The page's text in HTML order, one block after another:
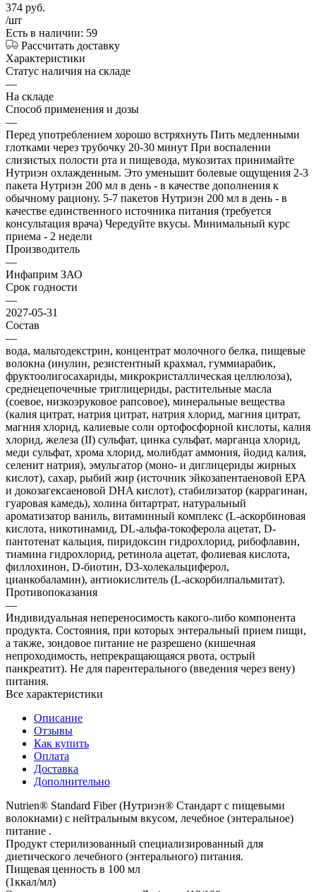
374 руб.
/шт
Есть в наличии: 59
Рассчитать доставку
Характеристики
Статус наличия на складе
—
На складе
Способ применения и дозы
—
Перед употреблением хорошо встряхнуть Пить медленными
глотками через трубочку 20-30 минут При воспалении
слизистых полости рта и пищевода, мукозитах принимайте
Нутриэн охлажденным. Это уменьшит болевые ощущения 2-3
пакета Нутриэн 200 мл в день - в качестве дополнения к
обычному рациону. 5-7 пакетов Нутриэн 200 мл в день - в
качестве единственного источника питания (требуется
консультация врача) Чередуйте вкусы. Минимальный курс
приема - 2 недели
Производитель
—
Инфаприм ЗАО
Срок годности
—
2027-05-31
Состав
—
вода, мальтодекстрин, концентрат молочного белка, пищевые
волокна (инулин, резистентный крахмал, гуммиарабик,
фруктоолигосахариды, микрокристаллическая целлюлоза),
среднецепочечные триглицериды, растительные масла
(соевое, низкоэруковое рапсовое), минеральные вещества
(калия цитрат, натрия цитрат, натрия хлорид, магния цитрат,
магния хлорид, калиевые соли ортофосфорной кислоты, калия
хлорид, железа (II) сульфат, цинка сульфат, марганца хлорид,
меди сульфат, хрома хлорид, молибдат аммония, йодид калия,
селенит натрия), эмульгатор (моно- и диглицериды жирных
кислот), сахар, рыбий жир (источник эйкозапентаеновой EPA
и докозагексаеновой DHA кислот), стабилизатор (каррагинан,
гуаровая камедь), холина битартрат, натуральный
ароматизатор ваниль, витаминный комплекс (L-аскорбиновая
кислота, никотинамид, DL-альфа-токоферола ацетат, D-
пантотенат кальция, пиридоксин гидрохлорид, рибофлавин,
тиамина гидрохлорид, ретинола ацетат, фолиевая кислота,
филлохинон, D-биотин, D3-холекальциферол,
цианкобаламин), антиокислитель (L-аскорбилпальмитат).
Противопоказания
—
Индивидуальная непереносимость какого-либо компонента
продукта. Состояния, при которых энтеральный прием пищи,
а также, зондовое питание не разрешено (кишечная
непроходимость, непрекращающаяся рвота, острый
панкреатит). Не для парентерального (введения через вену)
питания.
Все характеристики
Описание
Отзывы
Как купить
Оплата
Доставка
Дополнительно
Nutrien® Standard Fiber (Нутриэн® Стандарт c пищевыми
волокнами) с нейтральным вкусом, лечебное (энтеральное)
питание .
Продукт стерилизованный специализированный для
диетического лечебного (энтерального) питания.
Пищевая ценность в 100 мл
(1ккал/мл)